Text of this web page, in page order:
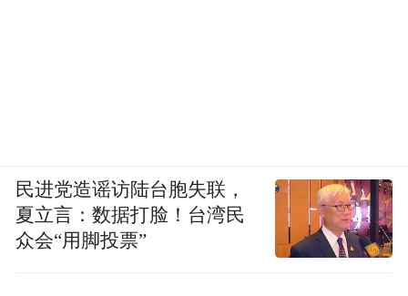
民进党造谣访陆台胞失联，
夏立言：数据打脸！台湾民
众会“用脚投票”